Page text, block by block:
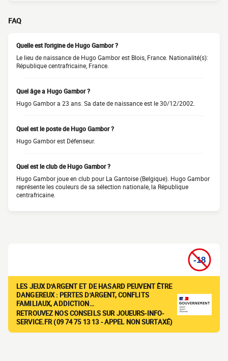
FAQ
Quelle est l'origine de Hugo Gambor ?
Le lieu de naissance de Hugo Gambor est Blois, France. Nationalité(s):
République centrafricaine, France.
Quel âge a Hugo Gambor ?
Hugo Gambor a 23 ans. Sa date de naissance est le 30/12/2002.
Quel est le poste de Hugo Gambor ?
Hugo Gambor est Défenseur.
Quel est le club de Hugo Gambor ?
Hugo Gambor joue en club pour La Gantoise (Belgique). Hugo Gambor
représente les couleurs de sa sélection nationale, la République
centrafricaine.
LES JEUX D'ARGENT ET DE HASARD PEUVENT ÊTRE
DANGEREUX : PERTES D'ARGENT, CONFLITS
FAMILIAUX, ADDICTION…
RETROUVEZ NOS CONSEILS SUR JOUEURS-INFO-
SERVICE.FR (09 74 75 13 13 - APPEL NON SURTAXÉ)